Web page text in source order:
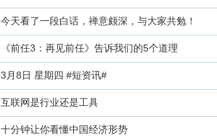
今天看了一段白话，禅意颇深，与大家共勉！
《前任3：再见前任》告诉我们的5个道理
3月8日 星期四 #短资讯#
互联网是行业还是工具
十分钟让你看懂中国经济形势